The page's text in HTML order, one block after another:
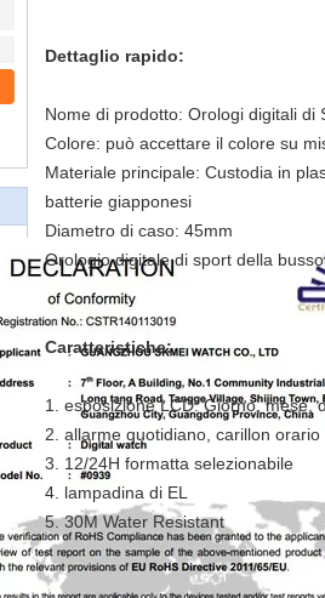
Dettaglio rapido:
Nome di prodotto: Orologi digitali
Colore: può accettare il colore su
Materiale principale: Custodia in
batterie giapponesi
Diametro di caso: 45mm
Orologio digitale di sport della
Caratteristiche:
1. esposizione LCD: Giorno, mese,
2. allarme quotidiano, carillon
3. 12/24H formatta selezionabile
4. lampadina di EL
5. 30M Water Resistant